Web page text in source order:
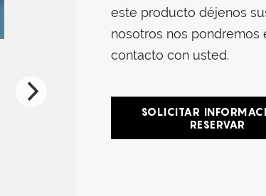
Ayudas técnicas
ducha
este producto déjenos
nosotros nos pondremos
contacto con usted.
SOLICITAR
RESERVAR